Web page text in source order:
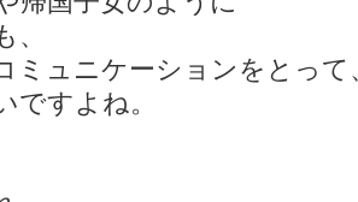
、
ミュニケーションをとって
ですよね。